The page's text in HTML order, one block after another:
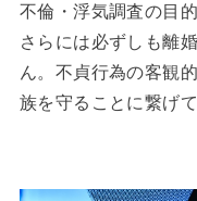
不倫・浮気調査の目
さらには必ずしも離
ん。不貞行為の客観
族を守ることに繋げて